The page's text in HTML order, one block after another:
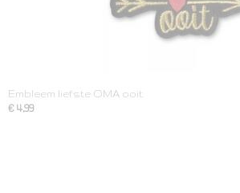
Embleem liefste OMA ooit
€ 4,99